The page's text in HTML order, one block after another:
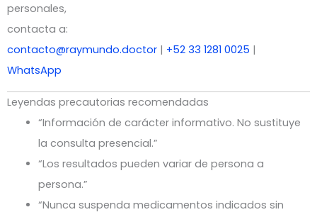
personales,
contacta a:
contacto@raymundo.doctor | +52 33 1281 0025 |
WhatsApp
Leyendas precautorias recomendadas
“Información de carácter informativo. No sustituye
la consulta presencial.”
“Los resultados pueden variar de persona a
persona.”
“Nunca suspenda medicamentos indicados sin